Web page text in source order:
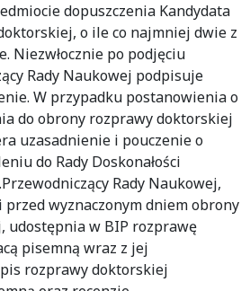
dopuszczenia Kandydata
o ile co najmniej dwie z
Niezwłocznie po podjęciu
Rady Naukowej podpisuje
W przypadku postanowienia o
do obrony rozprawy doktorskiej
uzasadnienie i pouczenie o
do Rady Doskonałości
Rady Naukowej,
wyznaczonym dniem obrony
udostępnia w BIP rozprawę
pisemną wraz z jej
rozprawy doktorskiej